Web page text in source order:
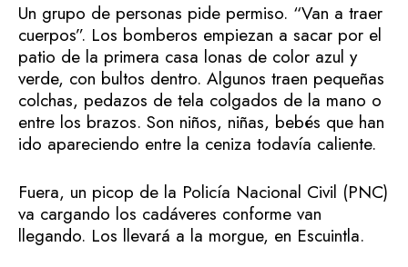
Un grupo de personas pide permiso. “Van a traer
cuerpos”. Los bomberos empiezan a sacar por el
patio de la primera casa lonas de color azul y
verde, con bultos dentro. Algunos traen pequeñas
colchas, pedazos de tela colgados de la mano o
entre los brazos. Son niños, niñas, bebés que han
ido apareciendo entre la ceniza todavía caliente.
Fuera, un picop de la Policía Nacional Civil (PNC)
va cargando los cadáveres conforme van
llegando. Los llevará a la morgue, en Escuintla.